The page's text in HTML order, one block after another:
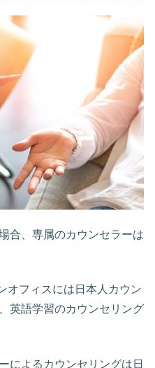
合、専属のカウンセラーは
オフィスには日本人カウン
英語学習のカウンセリング
によるカウンセリングは日